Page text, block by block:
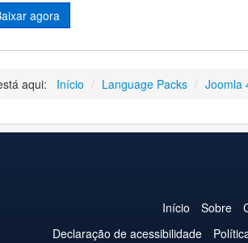
agora
aqui: Início / Language Packs / Joomla
Início Sobre
Declaração de acessibilidade